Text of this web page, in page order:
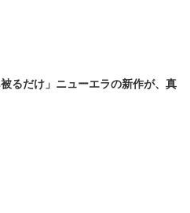
るだけ」ニューエラの新作が、真